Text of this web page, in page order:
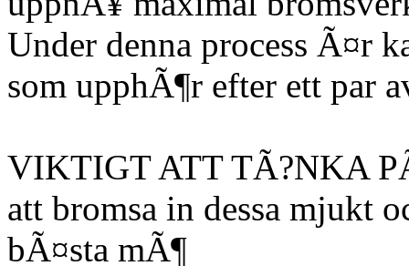
Under denna process Ã¤r
som upphÃ¶r efter ett par
VIKTIGT ATT TÃ?NKA
att bromsa in dessa mjukt
bÃ¤sta mÃ¶